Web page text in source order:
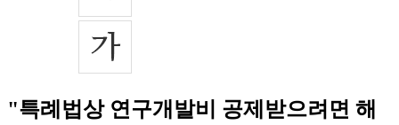
"특례법상 연구개발비 공제받으려면 해